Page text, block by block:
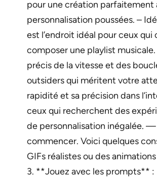
pour une création
personnalisation poussées. –
est l’endroit idéal pour ceux
composer une playlist
précis de la vitesse et des
outsiders qui méritent votre
rapidité et sa précision dans
ceux qui recherchent des
de personnalisation inégalée.
commencer. Voici quelques
GIFs réalistes ou des
3. **Jouez avec les prompts** :